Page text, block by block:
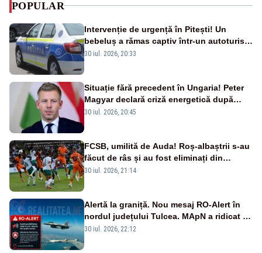
POPULAR
Intervenție de urgență în Pitești! Un
bebeluș a rămas captiv într-un autoturism
din cauza unei defecțiuni
30 iul. 2026, 20:33
Situație fără precedent în Ungaria! Peter
Magyar declară criză energetică după
oprirea centralei de la Paks
30 iul. 2026, 20:45
FCSB, umilită de Auda! Roș-albaștrii s-au
făcut de râs și au fost eliminați din
Conference League
30 iul. 2026, 21:14
Alertă la graniță. Nou mesaj RO-Alert în
nordul județului Tulcea. MApN a ridicat de
la sol două avioane F-16
30 iul. 2026, 22:12